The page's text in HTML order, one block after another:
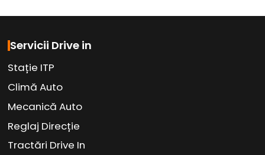
Servicii Drive in
Stație ITP
Climă Auto
Mecanică Auto
Reglaj Direcție
Tractări Drive In